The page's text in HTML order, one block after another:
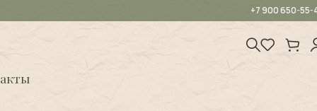
+7 900 650-55-